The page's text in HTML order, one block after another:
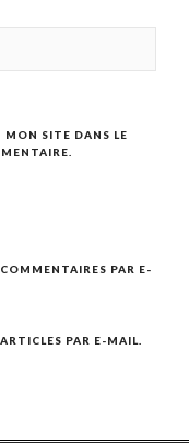
SITE DANS LE
PAR E-
PAR E-MAIL.